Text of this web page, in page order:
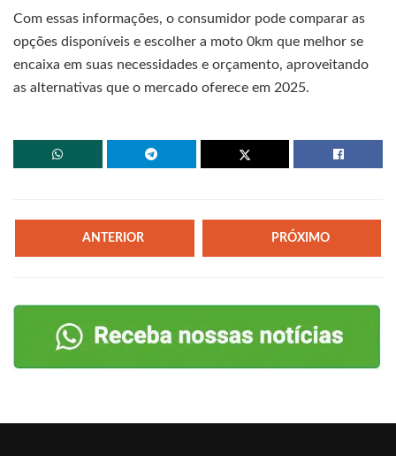
Com essas informações, o consumidor pode comparar as
opções disponíveis e escolher a moto 0km que melhor se
encaixa em suas necessidades e orçamento, aproveitando
as alternativas que o mercado oferece em 2025.
ANTERIOR PRÓXIMO